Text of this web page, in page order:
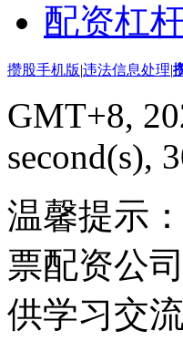
配资杠
攒股手机版|违法信息处理|
GMT+8,
second(s),
温馨提示
票配资公
供学习交